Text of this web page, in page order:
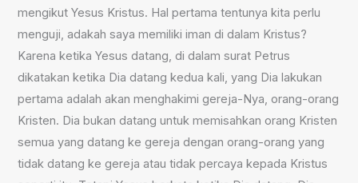
mengikut Yesus Kristus. Hal pertama tentunya kita perlu
menguji, adakah saya memiliki iman di dalam Kristus?
Karena ketika Yesus datang, di dalam surat Petrus
dikatakan ketika Dia datang kedua kali, yang Dia lakukan
pertama adalah akan menghakimi gereja-Nya, orang-orang
Kristen. Dia bukan datang untuk memisahkan orang Kristen
semua yang datang ke gereja dengan orang-orang yang
tidak datang ke gereja atau tidak percaya kepada Kristus